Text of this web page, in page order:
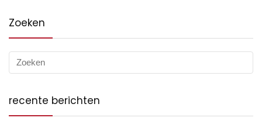
Zoeken
recente berichten